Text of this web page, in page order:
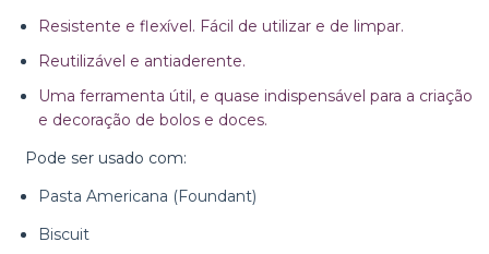
Resistente e flexível. Fácil de utilizar e de limpar.
Reutilizável e antiaderente.
Uma ferramenta útil, e quase indispensável para a criação
e decoração de bolos e doces.
Pode ser usado com:
Pasta Americana (Foundant)
Biscuit